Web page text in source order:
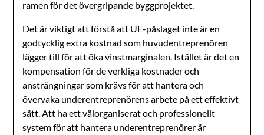
ramen för det övergripande byggprojektet.
Det är viktigt att förstå att UE-påslaget inte är en
godtycklig extra kostnad som huvudentreprenören
lägger till för att öka vinstmarginalen. Istället är det en
kompensation för de verkliga kostnader och
ansträngningar som krävs för att hantera och
övervaka underentreprenörens arbete på ett effektivt
sätt. Att ha ett välorganiserat och professionellt
system för att hantera underentreprenörer är